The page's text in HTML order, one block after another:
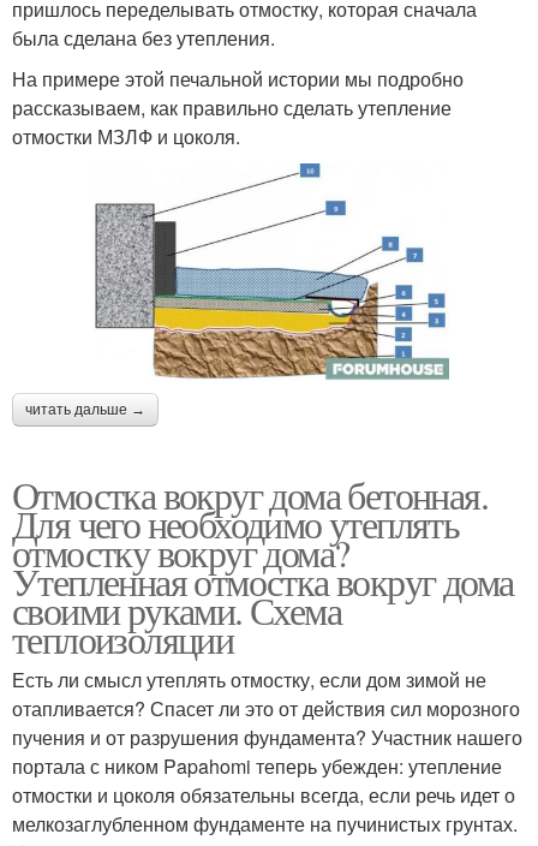
пришлось переделывать отмостку, которая сначала
была сделана без утепления.
На примере этой печальной истории мы подробно
рассказываем, как правильно сделать утепление
отмостки МЗЛФ и цоколя.
читать дальше →
Отмостка вокруг дома бетонная.
Для чего необходимо утеплять
отмостку вокруг дома?
Утепленная отмостка вокруг дома
своими руками. Схема
теплоизоляции
Есть ли смысл утеплять отмостку, если дом зимой не
отапливается? Спасет ли это от действия сил морозного
пучения и от разрушения фундамента? Участник нашего
портала с ником Papahomi теперь убежден: утепление
отмостки и цоколя обязательны всегда, если речь идет о
мелкозаглубленном фундаменте на пучинистых грунтах.